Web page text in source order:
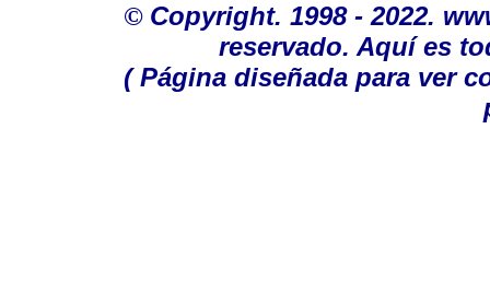
© Copyright. 1998 - 2022.
reservado. Aquí es
( Página diseñada para ver